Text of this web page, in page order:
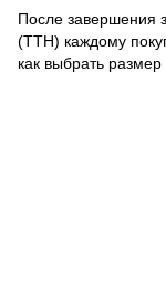
После завершения
(ТТН) каждому
как выбрать размер